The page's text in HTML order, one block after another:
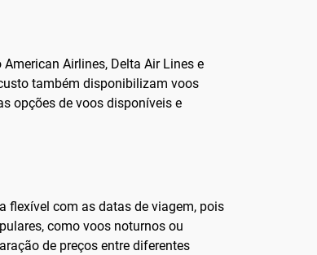
Airlines, Delta Air Lines e
também disponibilizam voos
opções de voos disponíveis e
flexível com as datas de viagem, pois
como voos noturnos ou
de preços entre diferentes